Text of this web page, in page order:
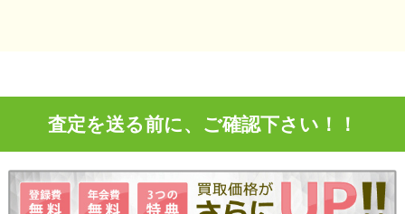
査定を送る前に、ご確認下さい！！